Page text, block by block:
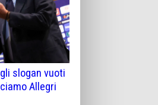
slogan vuoti
Allegri